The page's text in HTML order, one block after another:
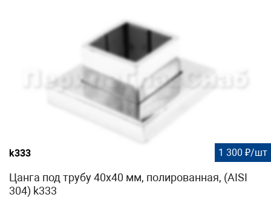
k333 1 300 ₽/шт
Цанга под трубу 40х40 мм, полированная, (AISI
304) k333